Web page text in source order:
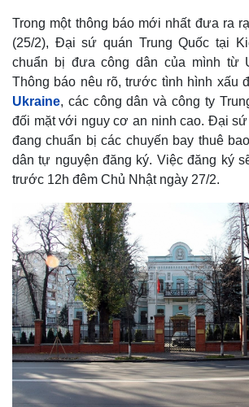
Trong một thông báo mới nhất đưa ra
(25/2), Đại sứ quán Trung Quốc tại
chuẩn bị đưa công dân của mình từ
Thông báo nêu rõ, trước tình hình xấu
Ukraine, các công dân và công ty
đối mặt với nguy cơ an ninh cao. Đại sứ
đang chuẩn bị các chuyến bay thuê
dân tự nguyện đăng ký. Việc đăng ký
trước 12h đêm Chủ Nhật ngày 27/2.